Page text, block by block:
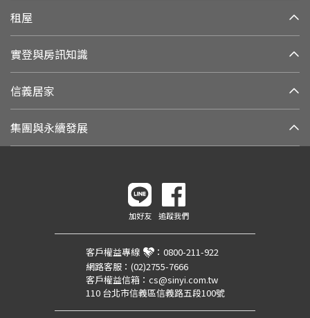
租屋
實登與房訊知識
信義居家
集團與永續發展
加好友 追蹤我們
客戶權益專線 ： 0800-211-922
網路客服： (02)2755-7666
客戶權益信箱： cs@sinyi.com.tw
110 台北市信義區信義路五段100號